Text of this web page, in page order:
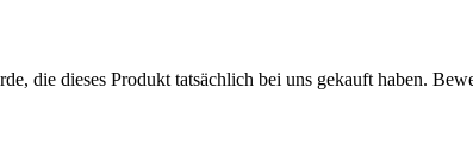
die dieses Produkt tatsächlich bei uns gekauft haben.